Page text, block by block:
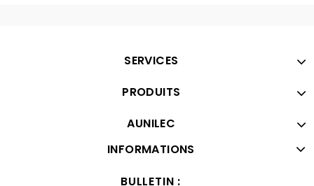
SERVICES
PRODUITS
AUNILEC
INFORMATIONS
BULLETIN :